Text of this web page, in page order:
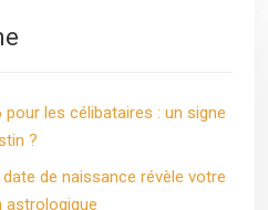
pour les célibataires : un signe
?
de naissance révèle votre
astrologique